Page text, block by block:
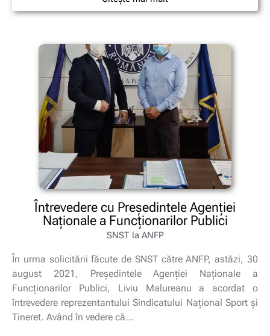
Întrevedere cu Președintele Agenției
Naționale a Funcționarilor Publici
SNST la ANFP
În urma solicitării făcute de SNST către ANFP, astăzi, 30
august 2021, Președintele Agenției Naționale a
Funcționarilor Publici, Liviu Malureanu a acordat o
întrevedere reprezentantului Sindicatului Național Sport și
Tineret. Având în vedere că…